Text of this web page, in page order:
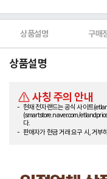
상품설명 구매
상품설명
사칭 주의 안내
현재 전자랜드는 공식 사이트
(smartstore.naver.com/
다.
판매자가 현금 거래 요구 시, 거부